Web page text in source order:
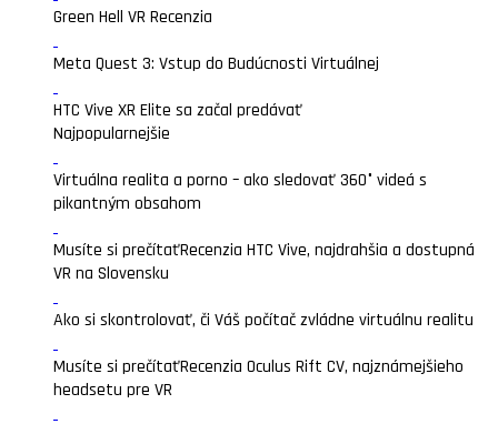
Green Hell VR Recenzia
Meta Quest 3: Vstup do Budúcnosti Virtuálnej
HTC Vive XR Elite sa začal predávať
Najpopularnejšie
Virtuálna realita a porno – ako sledovať 360° videá s
pikantným obsahom
Musíte si prečítaťRecenzia HTC Vive, najdrahšia a dostupná
VR na Slovensku
Ako si skontrolovať, či Váš počítač zvládne virtuálnu realitu
Musíte si prečítaťRecenzia Oculus Rift CV, najznámejšieho
headsetu pre VR